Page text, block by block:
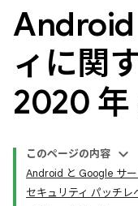
Android
ィに関
2020 年
このページの内容
Android と Google サ
セキュリティ パッチ